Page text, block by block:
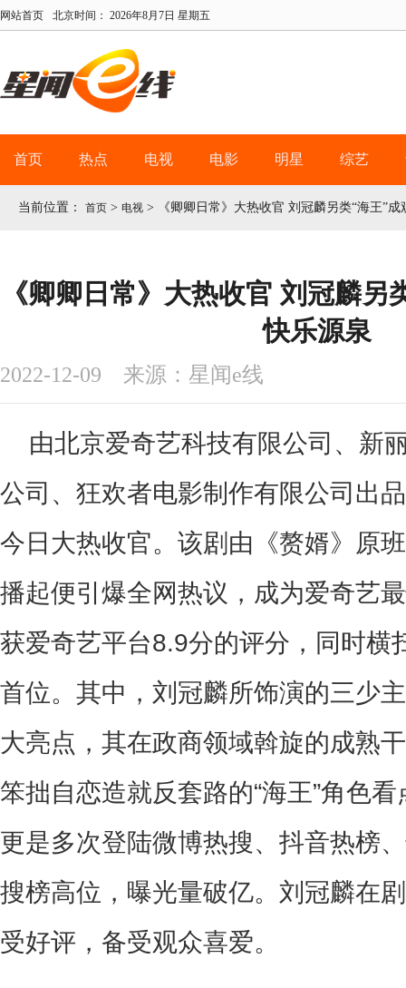
网站首页 北京时间： 2026年8月7日 星期五
首页 热点 电视 电影 明星 综艺
当前位置： 首页 > 电视 > 《卿卿日常》大热收官 刘冠麟另类“海王”
《卿卿日常》大热收官 刘冠麟另
快乐源泉
2022-12-09 来源：星闻e线
由北京爱奇艺科技有限公司、新
公司、狂欢者电影制作有限公司出
今日大热收官。该剧由《赘婿》原
播起便引爆全网热议，成为爱奇艺
获爱奇艺平台8.9分的评分，同时横
首位。其中，刘冠麟所饰演的三少
大亮点，其在政商领域斡旋的成熟
笨拙自恋造就反套路的“海王”角色看
更是多次登陆微博热搜、抖音热榜
搜榜高位，曝光量破亿。刘冠麟在
受好评，备受观众喜爱。